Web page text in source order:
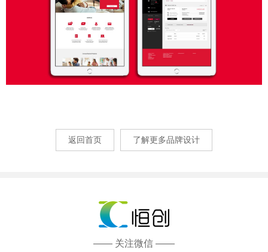
返回首页 了解更多品牌设计
—— 关注微信 ——